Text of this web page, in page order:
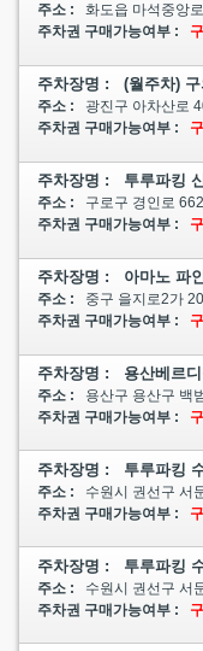
주소 :
화도읍 마석중앙
주차권 구매가능여부 :
주차장명 : (월주차) 구
주소 :
광진구 아차산로
주차권 구매가능여부 :
주차장명 : 투루파킹
주소 :
구로구 경인로 662
주차권 구매가능여부 :
주차장명 : 아마노 파
주소 :
중구 을지로2가
주차권 구매가능여부 :
주차장명 : 용산베르
주소 :
용산구 용산구 백
주차권 구매가능여부 :
주차장명 : 투루파킹
주소 :
수원시 권선구 서
주차권 구매가능여부 :
주차장명 : 투루파킹
주소 :
수원시 권선구 서
주차권 구매가능여부 :